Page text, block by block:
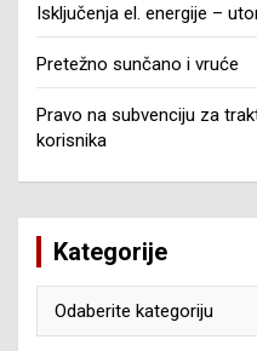
Isključenja el. energije –
Pretežno sunčano i vruće
Pravo na subvenciju za
korisnika
Kategorije